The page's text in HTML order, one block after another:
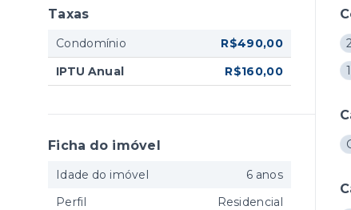
Taxas
Condomínio
R$490,00
IPTU Anual
R$160,00
Ficha do imóvel
Idade do imóvel
6 anos
Perfil
Residencial